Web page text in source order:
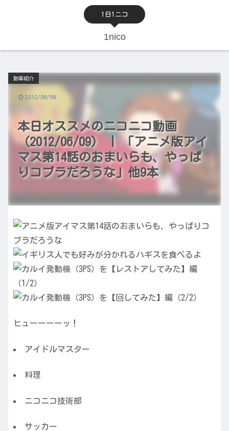
1日1ニコ
1nico
本日オススメのニコニコ動画
（2012/06/09） | 「アニメ版アイ
マス第14話のおまいらも、やっぱ
りコブラだろうな」他9本
動画紹介
2012/06/09
ヒューーーーッ！
アイドルマスター
料理
ニコニコ技術部
サッカー